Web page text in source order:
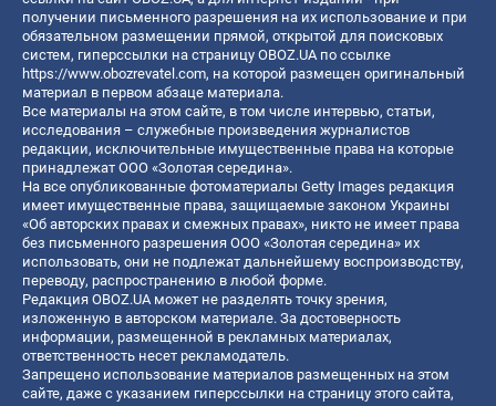
получении письменного разрешения на их использование и при
обязательном размещении прямой, открытой для поисковых
систем, гиперссылки на страницу OBOZ.UA по ссылке
https://www.obozrevatel.com, на которой размещен оригинальный
материал в первом абзаце материала.
Все материалы на этом сайте, в том числе интервью, статьи,
исследования – служебные произведения журналистов
редакции, исключительные имущественные права на которые
принадлежат ООО «Золотая середина».
На все опубликованные фотоматериалы Getty Images редакция
имеет имущественные права, защищаемые законом Украины
«Об авторских правах и смежных правах», никто не имеет права
без письменного разрешения ООО «Золотая середина» их
использовать, они не подлежат дальнейшему воспроизводству,
переводу, распространению в любой форме.
Редакция OBOZ.UA может не разделять точку зрения,
изложенную в авторском материале. За достоверность
информации, размещенной в рекламных материалах,
ответственность несет рекламодатель.
Запрещено использование материалов размещенных на этом
сайте, даже с указанием гиперссылки на страницу этого сайта,